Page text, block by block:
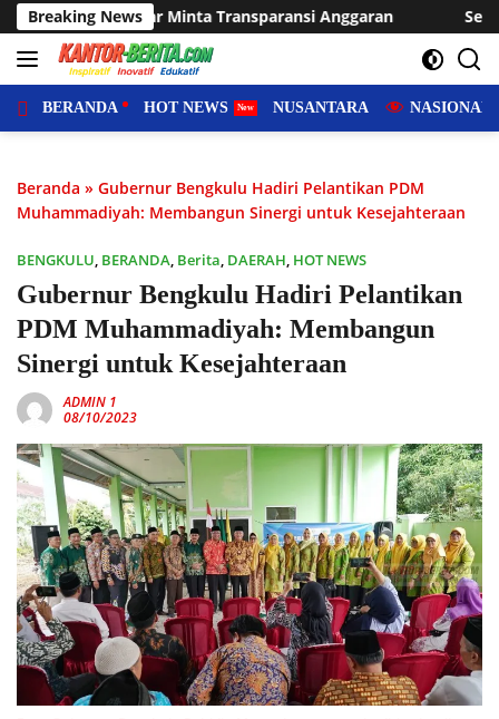
Langsung
ke
konten
Breaking News
Transparansi Anggaran Sering Dilanda Genangan,
BERANDA HOT NEWS NUSANTARA NASIONAL
Beranda » Gubernur Bengkulu Hadiri Pelantikan PDM
Muhammadiyah: Membangun Sinergi untuk Kesejahteraan
BENGKULU, BERANDA, Berita, DAERAH, HOT NEWS
Gubernur Bengkulu Hadiri Pelantikan
PDM Muhammadiyah: Membangun
Sinergi untuk Kesejahteraan
ADMIN 1
08/10/2023